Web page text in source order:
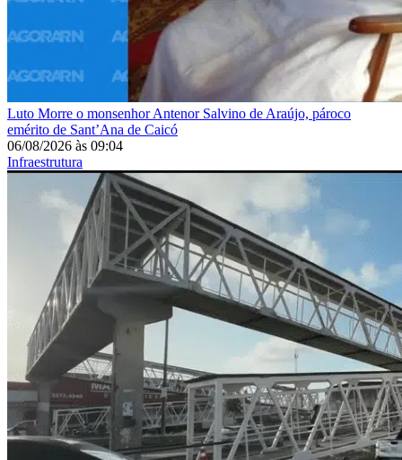
Luto Morre o monsenhor Antenor Salvino de Araújo, pároco
emérito de Sant’Ana de Caicó
06/08/2026 às 09:04
Infraestrutura